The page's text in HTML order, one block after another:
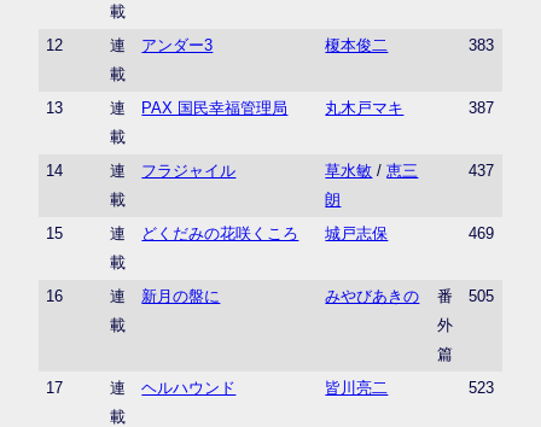
載
12
連
載
アンダー3 榎本俊二 383
13
連
載
PAX 国民幸福管理局 丸木戸マキ 387
14
連
載
フラジャイル 草水敏 /恵三
朗
437
15
連
載
どくだみの花咲くころ 城戸志保 469
16
連
載
新月の盤に みやびあきの
番
外
篇
505
17
連
載
ヘルハウンド 皆川亮二 523